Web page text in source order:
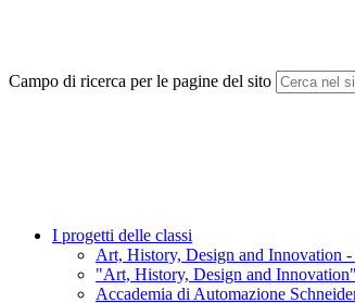
Campo di ricerca per le pagine del sito
I progetti delle classi
Art, History, Design and Innovation
"Art, History, Design and
Accademia di Automazione